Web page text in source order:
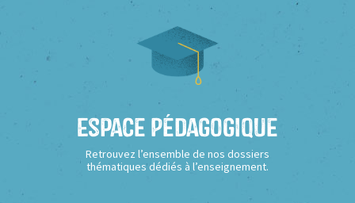
Espace Pédagogique
Retrouvez l’ensemble de nos dossiers
thématiques dédiés à l’enseignement.